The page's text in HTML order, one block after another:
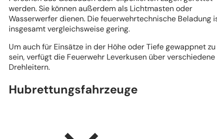
werden. Sie können außerdem als Lichtmasten oder
Wasserwerfer dienen. Die feuerwehrtechnische Beladung
insgesamt vergleichsweise gering.
Um auch für Einsätze in der Höhe oder Tiefe gewappnet zu
sein, verfügt die Feuerwehr Leverkusen über verschiedene
Drehleitern.
Hubrettungsfahrzeuge